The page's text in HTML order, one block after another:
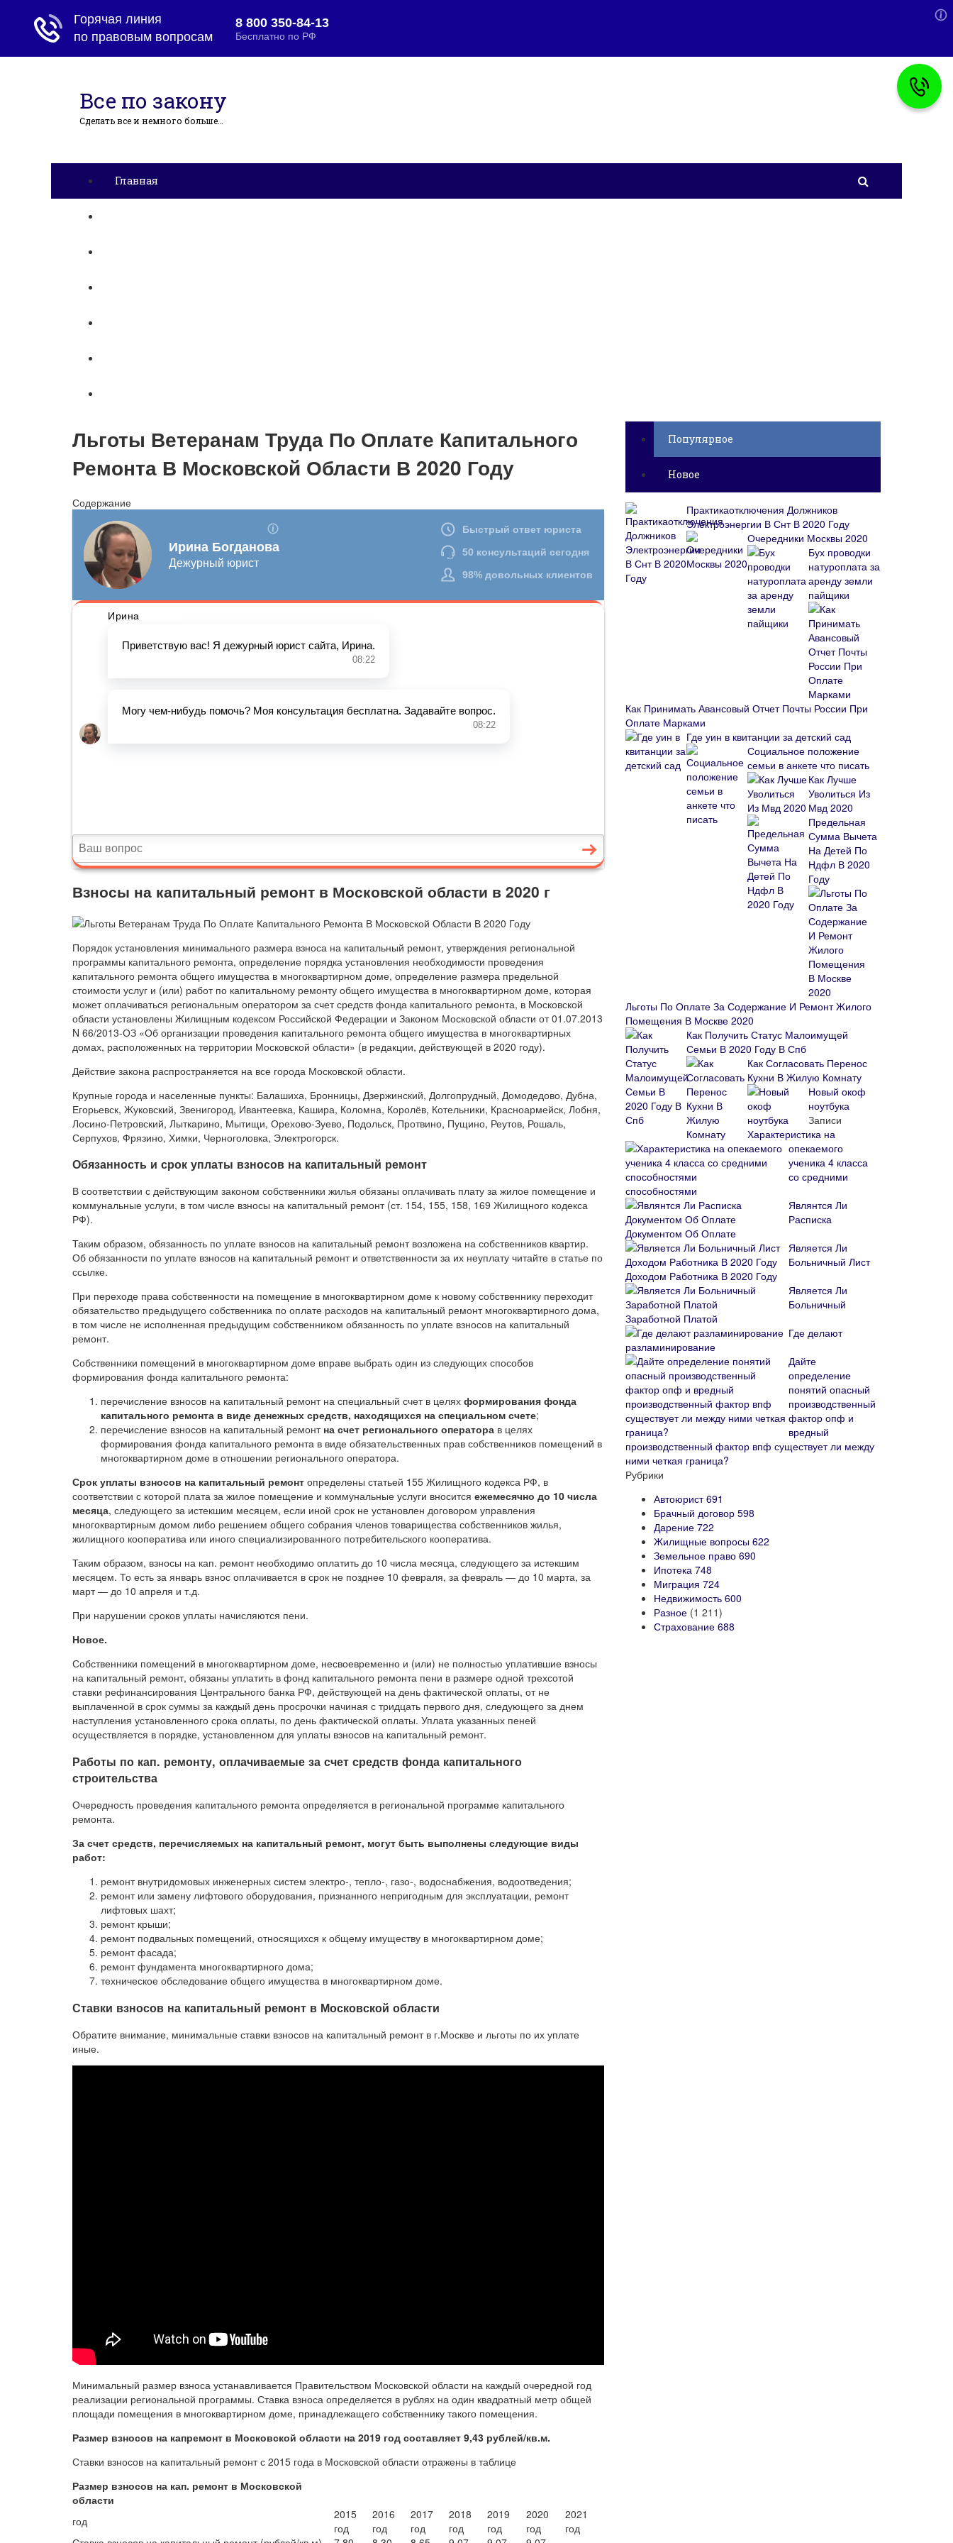
Все по закону
Сделать все и немного больше…
Главная
Льготы Ветеранам Труда По Оплате Капитального
Ремонта В Московской Области В 2020 Году
Содержание
Взносы на капитальный ремонт в Московской области в 2020 г
Порядок установления минимального размера взноса на капитальный ремонт, утверждения региональной
программы капитального ремонта, определение порядка установления необходимости проведения
капитального ремонта общего имущества в многоквартирном доме, определение размера предельной
стоимости услуг и (или) работ по капитальному ремонту общего имущества в многоквартирном доме, которая
может оплачиваться региональным оператором за счет средств фонда капитального ремонта, в Московской
области установлены Жилищным кодексом Российской Федерации и Законом Московской области от 01.07.2013
N 66/2013-ОЗ «Об организации проведения капитального ремонта общего имущества в многоквартирных
домах, расположенных на территории Московской области» (в редакции, действующей в 2020 году).
Действие закона распространяется на все города Московской области.
Крупные города и населенные пункты: Балашиха, Бронницы, Дзержинский, Долгопрудный, Домодедово, Дубна,
Егорьевск, Жуковский, Звенигород, Ивантеевка, Кашира, Коломна, Королёв, Котельники, Красноармейск, Лобня,
Лосино-Петровский, Лыткарино, Мытищи, Орехово-Зуево, Подольск, Протвино, Пущино, Реутов, Рошаль,
Серпухов, Фрязино, Химки, Черноголовка, Электрогорск.
Обязанность и срок уплаты взносов на капитальный ремонт
В соответствии с действующим законом собственники жилья обязаны оплачивать плату за жилое помещение и
коммунальные услуги, в том числе взносы на капитальный ремонт (ст. 154, 155, 158, 169 Жилищного кодекса
РФ).
Таким образом, обязанность по уплате взносов на капитальный ремонт возложена на собственников квартир.
Об обязанности по уплате взносов на капитальный ремонт и ответственности за их неуплату читайте в статье по
ссылке.
При переходе права собственности на помещение в многоквартирном доме к новому собственнику переходит
обязательство предыдущего собственника по оплате расходов на капитальный ремонт многоквартирного дома,
в том числе не исполненная предыдущим собственником обязанность по уплате взносов на капитальный
ремонт.
Собственники помещений в многоквартирном доме вправе выбрать один из следующих способов
формирования фонда капитального ремонта:
перечисление взносов на капитальный ремонт на специальный счет в целях формирования фонда
капитального ремонта в виде денежных средств, находящихся на специальном счете;
перечисление взносов на капитальный ремонт на счет регионального оператора в целях
формирования фонда капитального ремонта в виде обязательственных прав собственников помещений в
многоквартирном доме в отношении регионального оператора.
Срок уплаты взносов на капитальный ремонт определены статьей 155 Жилищного кодекса РФ, в
соответствии с которой плата за жилое помещение и коммунальные услуги вносится ежемесячно до 10 числа
месяца, следующего за истекшим месяцем, если иной срок не установлен договором управления
многоквартирным домом либо решением общего собрания членов товарищества собственников жилья,
жилищного кооператива или иного специализированного потребительского кооператива.
Таким образом, взносы на кап. ремонт необходимо оплатить до 10 числа месяца, следующего за истекшим
месяцем. То есть за январь взнос оплачивается в срок не позднее 10 февраля, за февраль — до 10 марта, за
март — до 10 апреля и т.д.
При нарушении сроков уплаты начисляются пени.
Новое.
Собственники помещений в многоквартирном доме, несвоевременно и (или) не полностью уплатившие взносы
на капитальный ремонт, обязаны уплатить в фонд капитального ремонта пени в размере одной трехсотой
ставки рефинансирования Центрального банка РФ, действующей на день фактической оплаты, от не
выплаченной в срок суммы за каждый день просрочки начиная с тридцать первого дня, следующего за днем
наступления установленного срока оплаты, по день фактической оплаты. Уплата указанных пеней
осуществляется в порядке, установленном для уплаты взносов на капитальный ремонт.
Работы по кап. ремонту, оплачиваемые за счет средств фонда капитального
строительства
Очередность проведения капитального ремонта определяется в региональной программе капитального
ремонта.
За счет средств, перечисляемых на капитальный ремонт, могут быть выполнены следующие виды
работ:
ремонт внутридомовых инженерных систем электро-, тепло-, газо-, водоснабжения, водоотведения;
ремонт или замену лифтового оборудования, признанного непригодным для эксплуатации, ремонт
лифтовых шахт;
ремонт крыши;
ремонт подвальных помещений, относящихся к общему имуществу в многоквартирном доме;
ремонт фасада;
ремонт фундамента многоквартирного дома;
техническое обследование общего имущества в многоквартирном доме.
Ставки взносов на капитальный ремонт в Московской области
Обратите внимание, минимальные ставки взносов на капитальный ремонт в г.Москве и льготы по их уплате
иные.
Минимальный размер взноса устанавливается Правительством Московской области на каждый очередной год
реализации региональной программы. Ставка взноса определяется в рублях на один квадратный метр общей
площади помещения в многоквартирном доме, принадлежащего собственнику такого помещения.
Размер взносов на капремонт в Московской области на 2019 год составляет 9,43 рублей/кв.м.
Ставки взносов на капитальный ремонт с 2015 года в Московской области отражены в таблице
Размер взносов на кап. ремонт в Московской
области
год
2015
год
2016
год
2017
год
2018
год
2019
год
2020
год
2021
год
Популярное
Новое
Практикаотключения Должников
Электроэнергии В Снт В 2020 Году
Очередники Москвы 2020
Бух проводки
натуроплата за
аренду земли
пайщики
Как Принимать Авансовый Отчет Почты России При
Оплате Марками
Где уин в квитанции за детский сад
Социальное положение
семьи в анкете что писать
Как Лучше
Уволиться Из
Мвд 2020
Предельная
Сумма Вычета
На Детей По
Ндфл В 2020
Году
Льготы По Оплате За Содержание И Ремонт Жилого
Помещения В Москве 2020
Как Получить Статус Малоимущей
Семьи В 2020 Году В Спб
Как Согласовать Перенос
Кухни В Жилую Комнату
Новый окоф
ноутбука
Записи
Характеристика на
опекаемого
ученика 4 класса
со средними
способностями
Являнтся Ли
Расписка
Документом Об Оплате
Является Ли
Больничный Лист
Доходом Работника В 2020 Году
Является Ли
Больничный
Заработной Платой
Где делают
разламинирование
Дайте
определение
понятий опасный
производственный
фактор опф и
вредный
производственный фактор впф существует ли между
ними четкая граница?
Рубрики
Автоюрист691
Брачный договор 598
Дарение 722
Жилищные вопросы 622
Земельное право 690
Ипотека 748
Миграция 724
Недвижимость 600
Разное (1 211)
Страхование 688